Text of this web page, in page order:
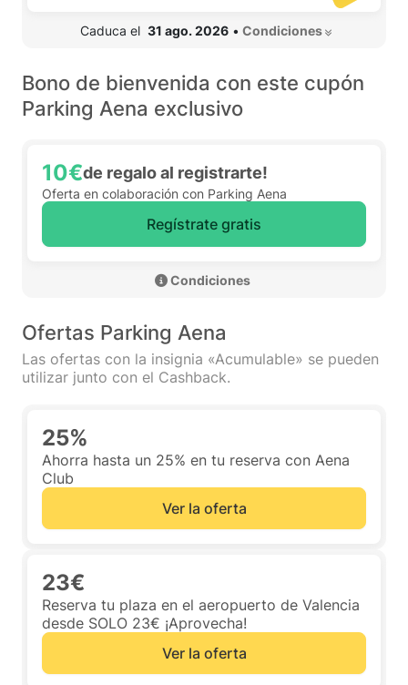
Caduca el 31 ago. 2026 • Condiciones
Bono de bienvenida con este cupón
Parking Aena exclusivo
10€de regalo al registrarte!
Oferta en colaboración con Parking Aena
Regístrate gratis
Ofertas Parking Aena
Las ofertas con la insignia «Acumulable» se pueden
utilizar junto con el Cashback.
25%
Ahorra hasta un 25% en tu reserva con Aena
Club
Ver la oferta
23€
Reserva tu plaza en el aeropuerto de Valencia
desde SOLO 23€ ¡Aprovecha!
Ver la oferta